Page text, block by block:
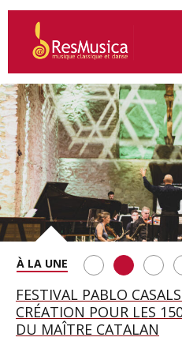
SAINT FRANÇOIS
SOIRÉE IMMENSE
CASTELLUCCI ET MAXIME
FESTIVAL PABLO
CRÉATION POUR LES
DU MAÎTRE CATALAN
A BAYREUTH, LE 150E
WAGNÉRIEN GÉNÉRÉ
BETSY JOLAS FÊTE SON
ANNIVERSAIRE
GEORGE BENJAMIN : «
CETTE EXIGENCE DE